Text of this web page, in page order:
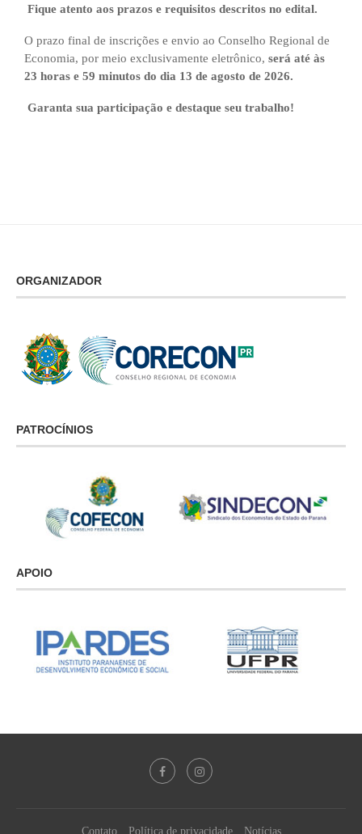
Fique atento aos prazos e requisitos descritos no edital.
O prazo final de inscrições e envio ao Conselho Regional de
Economia, por meio exclusivamente eletrônico, será até às
23 horas e 59 minutos do dia 13 de agosto de 2026.
Garanta sua participação e destaque seu trabalho!
ORGANIZADOR
PATROCÍNIOS
APOIO
Contato Política de privacidade Notícias